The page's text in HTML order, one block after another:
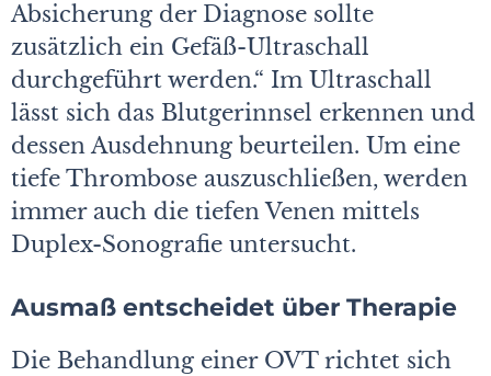
Absicherung der Diagnose sollte
zusätzlich ein Gefäß-Ultraschall
durchgeführt werden.“ Im Ultraschall
lässt sich das Blutgerinnsel erkennen und
dessen Ausdehnung beurteilen. Um eine
tiefe Thrombose auszuschließen, werden
immer auch die tiefen Venen mittels
Duplex-Sonografie untersucht.
Ausmaß entscheidet über Therapie
Die Behandlung einer OVT richtet sich